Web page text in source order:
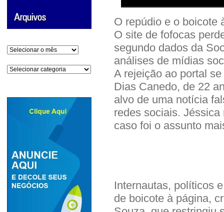
Arquivos
Categorias
O repúdio e o boicote
O site de fofocas
segundo dados da
análises de mídias
A rejeição ao portal
Dias Canedo, de 22
alvo de uma notícia
redes sociais.
caso foi o assunto
Internautas, políticos
de boicote à página,